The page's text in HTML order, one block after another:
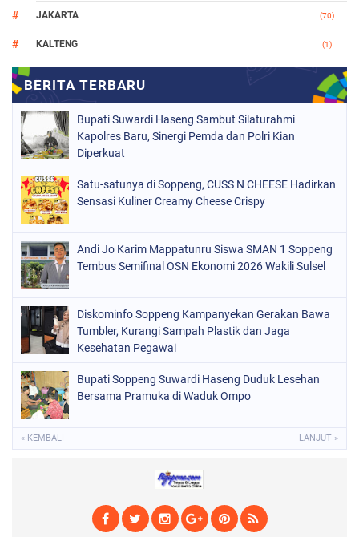
JAKARTA (70)
KALTENG (1)
(78)
NASIONAL (748)
ORGANISASI
PERISTIWA
POLITIK (157)
POLRI
SOPPENG (1148)
SULSEL
Bupati Suwardi Haseng Sambut Silaturahmi
Kapolres Baru, Sinergi Pemda dan Polri Kian
Diperkuat
Satu-satunya di Soppeng, CUSS N CHEESE Hadirkan
Sensasi Kuliner Creamy Cheese Crispy
Andi Jo Karim Mappatunru Siswa SMAN 1 Soppeng
Tembus Semifinal OSN Ekonomi 2026 Wakili Sulsel
Diskominfo Soppeng Kampanyekan Gerakan Bawa
Tumbler, Kurangi Sampah Plastik dan Jaga
Kesehatan Pegawai
Bupati Soppeng Suwardi Haseng Duduk Lesehan
Bersama Pramuka di Waduk Ompo
« KEMBALI LANJUT »